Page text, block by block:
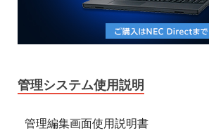
管理システム使用説明
管理編集画面使用説明書